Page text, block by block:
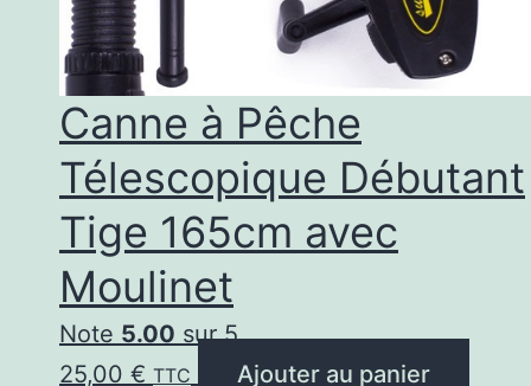
Canne à Pêche
Télescopique Débutant
Tige 165cm avec
Moulinet
Note 5.00 sur 5
25,00 € TTC Ajouter au panier